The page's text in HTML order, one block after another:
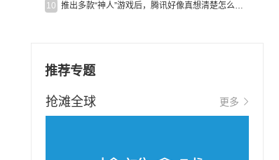
10 推出多款“神人”游戏后，腾讯好像真想清楚怎么做二次元了
推荐专题
抢滩全球 更多